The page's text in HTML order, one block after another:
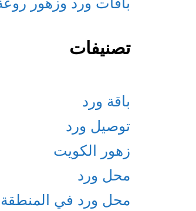
تصنيفات
باقة ورد
توصيل ورد
زهور الكويت
محل ورد
محل ورد في المنطقة